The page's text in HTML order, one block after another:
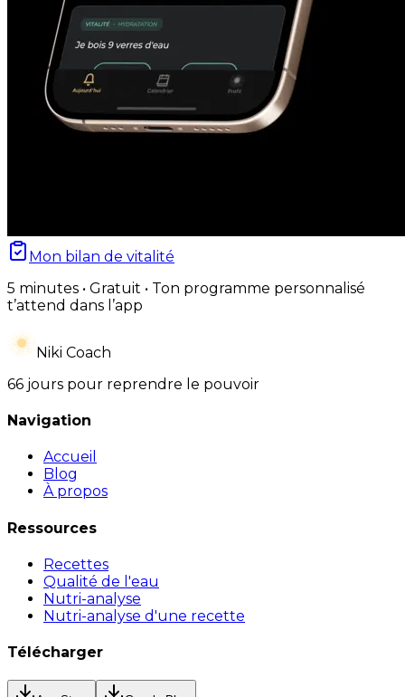
Mon bilan de vitalité
5 minutes • Gratuit • Ton programme personnalisé
t’attend dans l’app
Niki Coach
66 jours pour reprendre le pouvoir
Navigation
Accueil
Blog
À propos
Ressources
Recettes
Qualité de l'eau
Nutri-analyse
Nutri-analyse d'une recette
Télécharger